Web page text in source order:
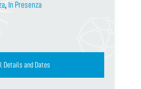
, In Presenza
Details and Dates